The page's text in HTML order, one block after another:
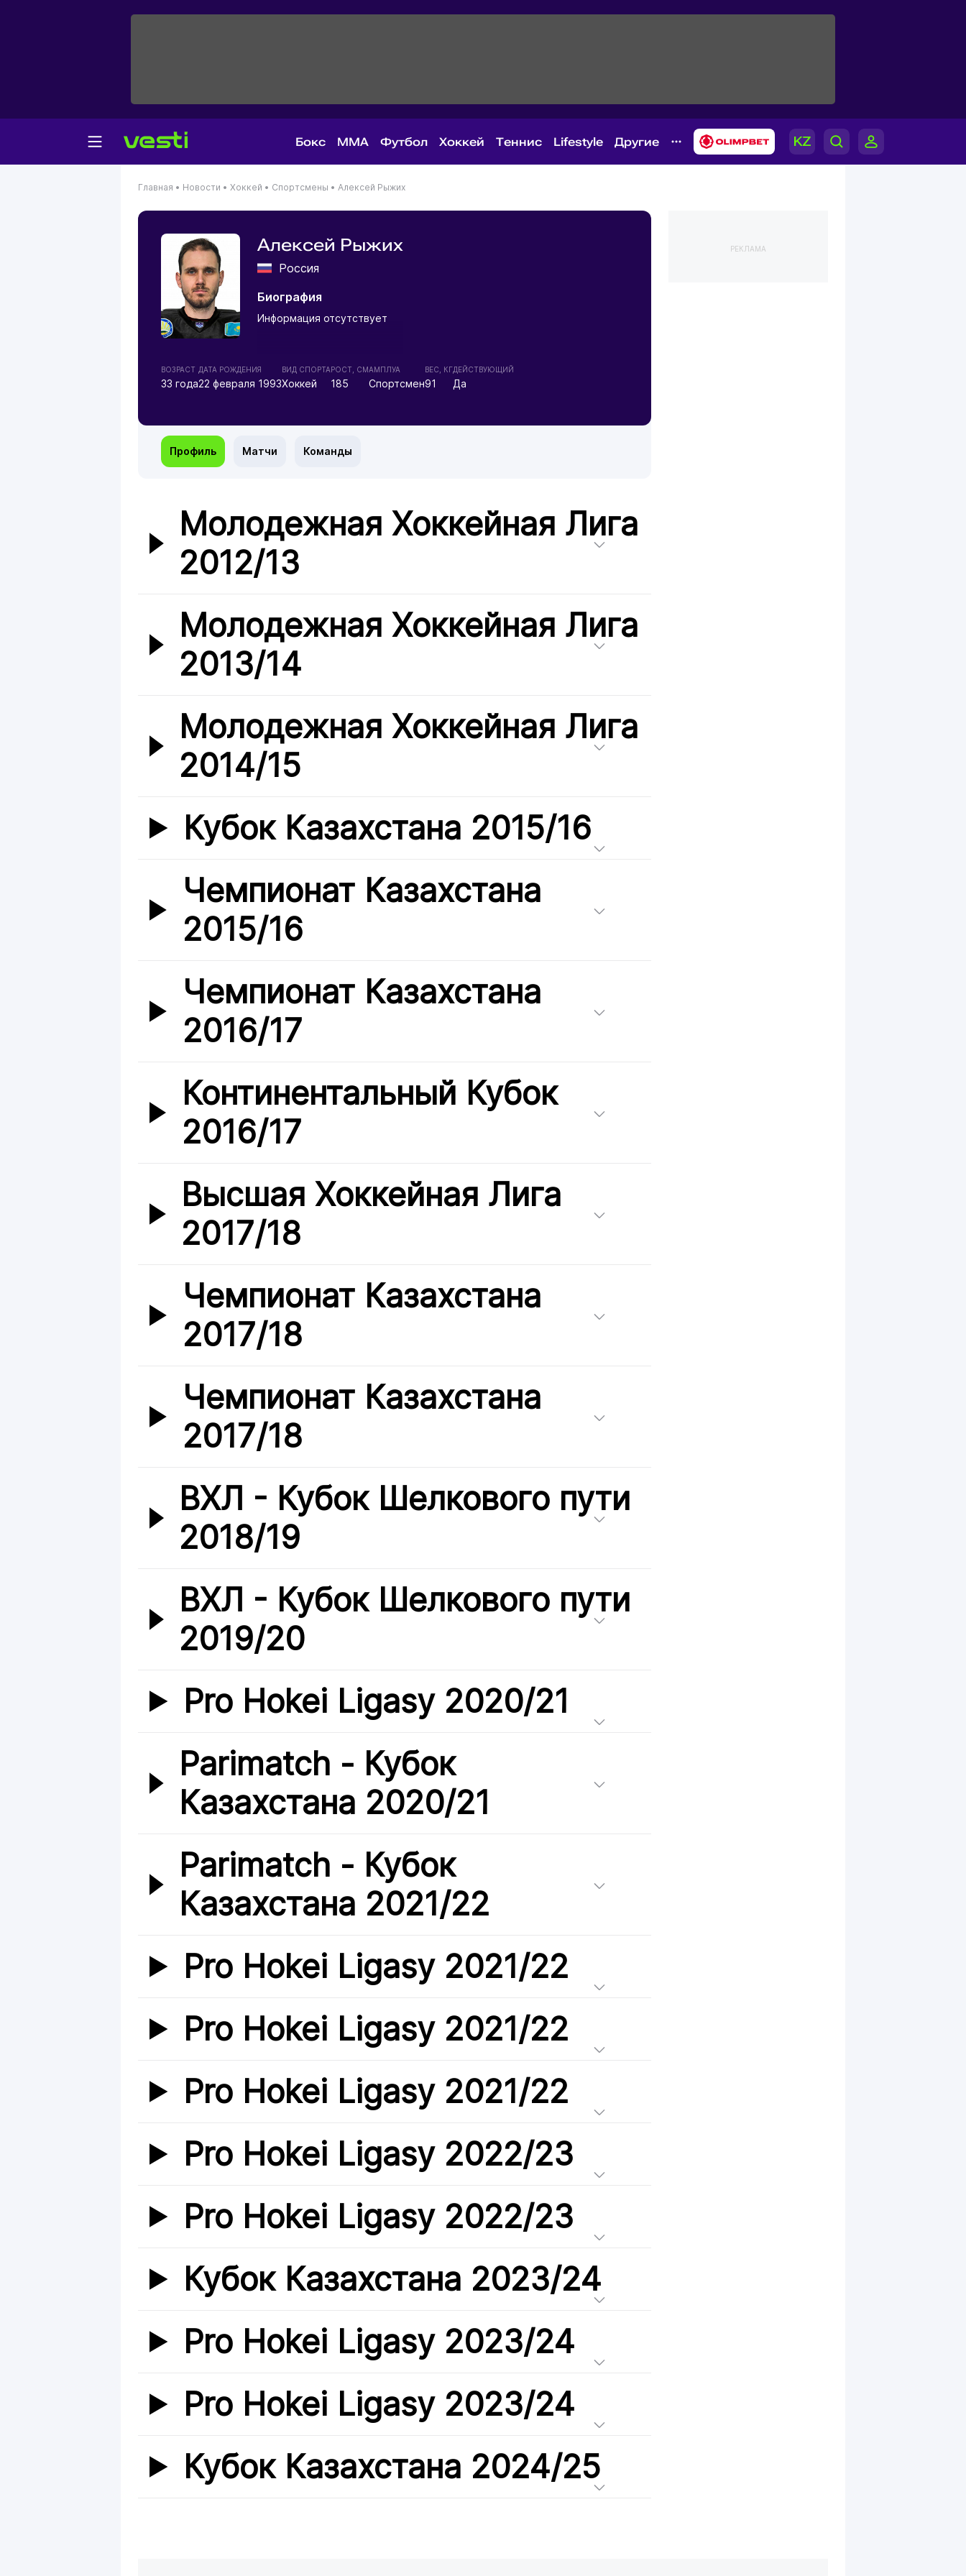
Бокс MMA Футбол Хоккей Теннис Lifestyle Другие
Главная • Новости • Хоккей • Спортсмены • Алексей Рыжих
Алексей Рыжих
Россия
Биография
Информация отсутствует
ВОЗРАСТ
33 года
ДАТА РОЖДЕНИЯ
22 февраля 1993
ВИД СПОРТА
Хоккей
РОСТ, СМ
185
АМПЛУА
Спортсмен
ВЕС, КГ
91
ДЕЙСТВУЮЩИЙ
Да
Профиль Матчи Команды
Молодежная Хоккейная Лига
2012/13
Молодежная Хоккейная Лига
2013/14
Молодежная Хоккейная Лига
2014/15
Кубок Казахстана 2015/16
Чемпионат Казахстана
2015/16
Чемпионат Казахстана
2016/17
Континентальный Кубок
2016/17
Высшая Хоккейная Лига
2017/18
Чемпионат Казахстана
2017/18
Чемпионат Казахстана
2017/18
ВХЛ - Кубок Шелкового пути
2018/19
ВХЛ - Кубок Шелкового пути
2019/20
Pro Hokei Ligasy 2020/21
Parimatch - Кубок
Казахстана 2020/21
Parimatch - Кубок
Казахстана 2021/22
Pro Hokei Ligasy 2021/22
Pro Hokei Ligasy 2021/22
Pro Hokei Ligasy 2021/22
Pro Hokei Ligasy 2022/23
Pro Hokei Ligasy 2022/23
Кубок Казахстана 2023/24
Pro Hokei Ligasy 2023/24
Pro Hokei Ligasy 2023/24
Кубок Казахстана 2024/25
РЕКЛАМА